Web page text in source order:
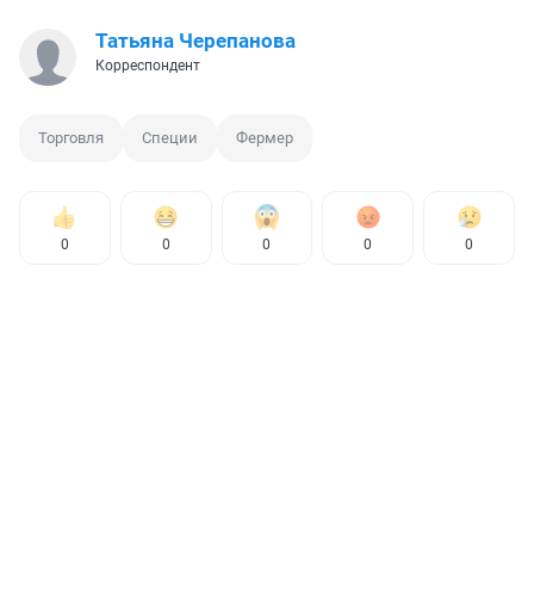
Татьяна Черепанова
Корреспондент
Торговля Специи Фермер
0 0 0 0 0